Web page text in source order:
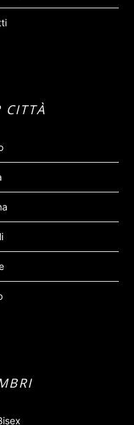
CITTÀ